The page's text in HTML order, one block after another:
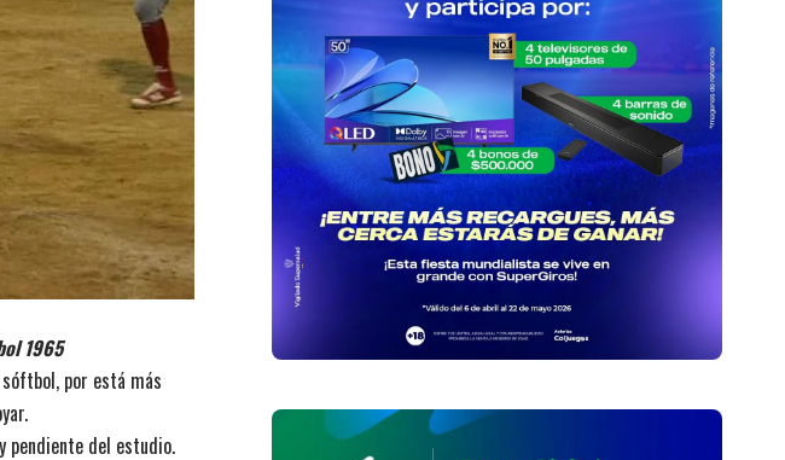
1965
por está más
pendiente del estudio.